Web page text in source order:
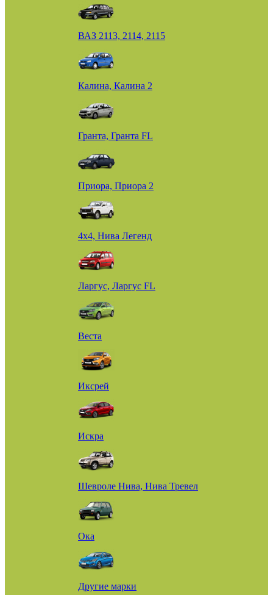
ВАЗ 2113, 2114, 2115
Калина, Калина 2
Гранта, Гранта FL
Приора, Приора 2
4х4, Нива Легенд
Ларгус, Ларгус FL
Веста
Иксрей
Искра
Шевроле Нива, Нива Тревел
Ока
Другие марки